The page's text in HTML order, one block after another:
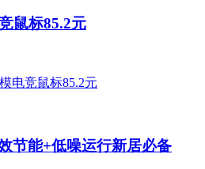
鼠标85.2元
节能+低噪运行新居必备